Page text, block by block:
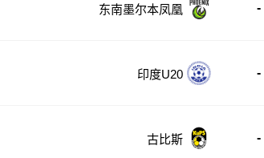
东南墨尔本凤凰 -
印度U20 -
古比斯 -